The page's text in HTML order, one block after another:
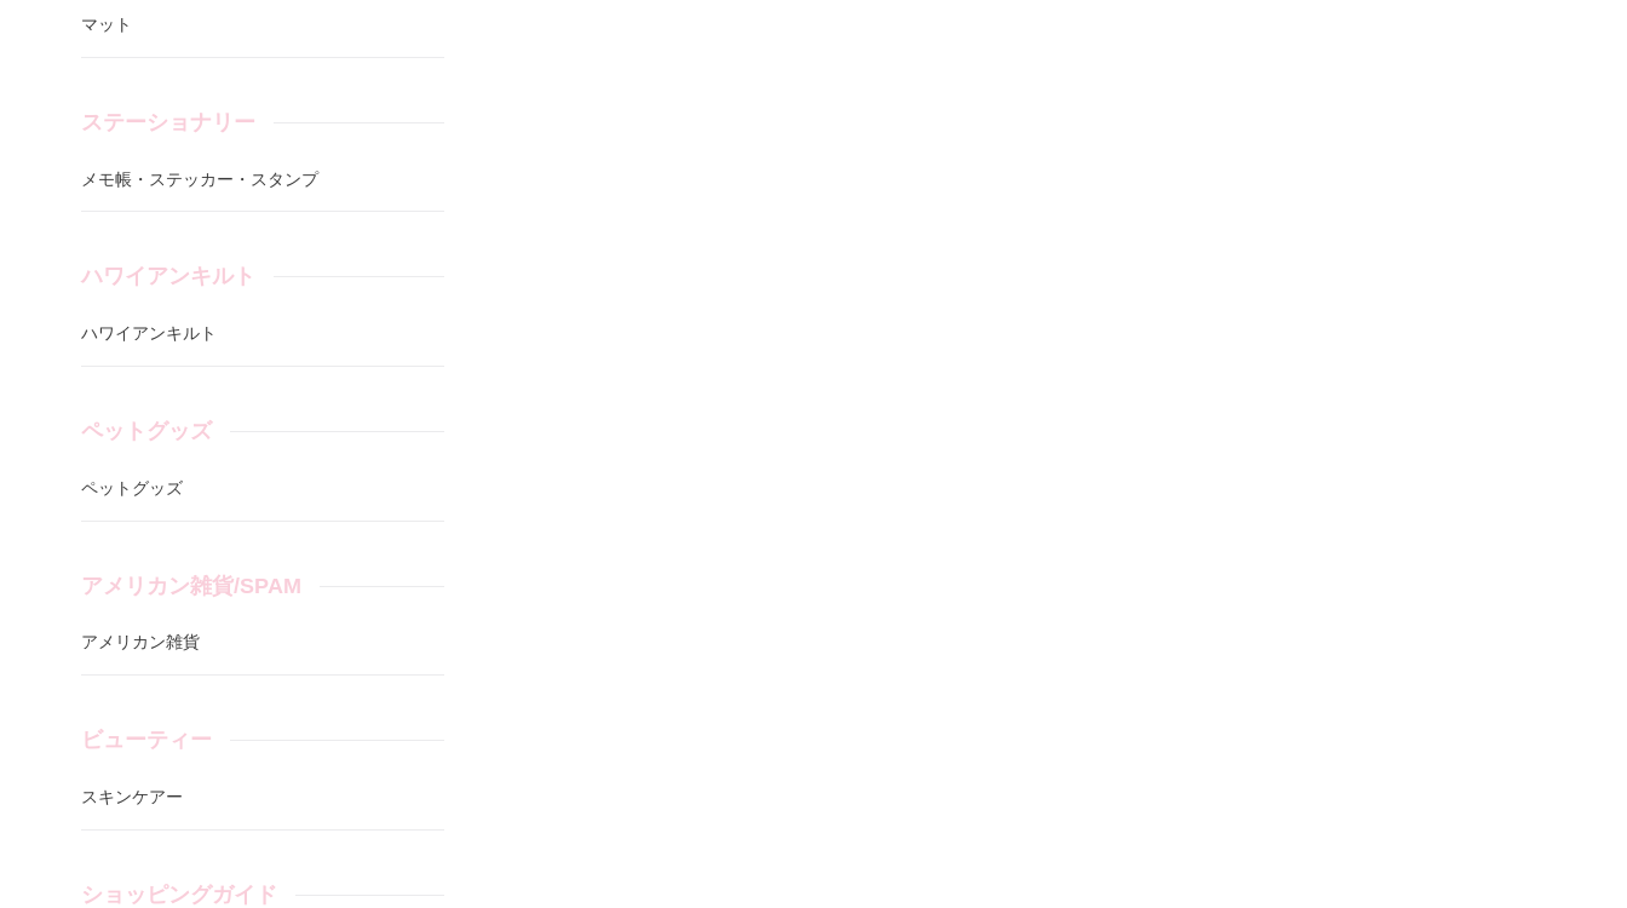
マット
ステーショナリー
メモ帳・ステッカー・スタンプ
ハワイアンキルト
ハワイアンキルト
ペットグッズ
ペットグッズ
アメリカン雑貨/SPAM
アメリカン雑貨
ビューティー
スキンケアー
ショッピングガイド